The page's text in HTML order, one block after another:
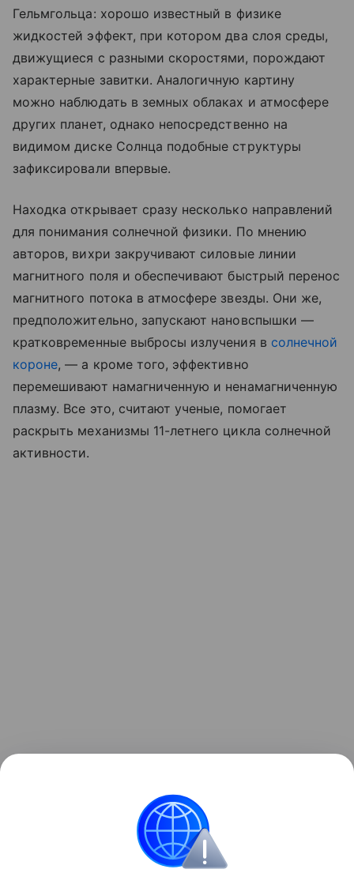
Гельмгольца: хорошо известный в физике
жидкостей эффект, при котором два слоя среды,
движущиеся с разными скоростями, порождают
характерные завитки. Аналогичную картину
можно наблюдать в земных облаках и атмосфере
других планет, однако непосредственно на
видимом диске Солнца подобные структуры
зафиксировали впервые.
Находка открывает сразу несколько направлений
для понимания солнечной физики. По мнению
авторов, вихри закручивают силовые линии
магнитного поля и обеспечивают быстрый перенос
магнитного потока в атмосфере звезды. Они же,
предположительно, запускают нановспышки —
кратковременные выбросы излучения в солнечной
короне, — а кроме того, эффективно
перемешивают намагниченную и ненамагниченную
плазму. Все это, считают ученые, помогает
раскрыть механизмы 11-летнего цикла солнечной
активности.
на видео мощный выброс плазмы из Солнца